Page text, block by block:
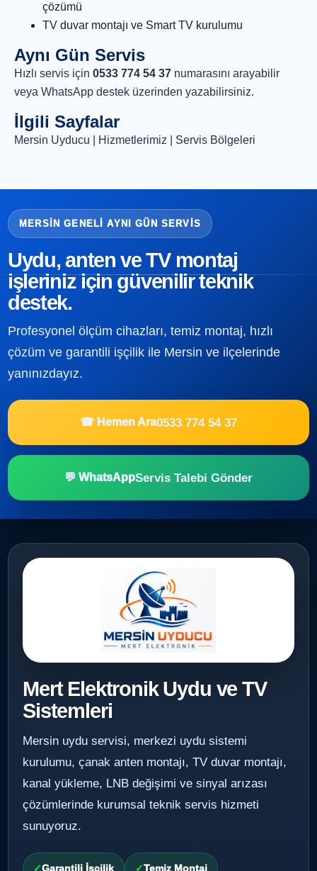
çözümü
TV duvar montajı ve Smart TV kurulumu
Aynı Gün Servis
Hızlı servis için 0533 774 54 37 numarasını arayabilir
veya WhatsApp destek üzerinden yazabilirsiniz.
İlgili Sayfalar
Mersin Uyducu Hizmetlerimiz Servis Bölgeleri
MERSIN GENELI AYNI GÜN SERVIS
Uydu, anten ve TV montaj
işleriniz için güvenilir teknik
destek.
Profesyonel ölçüm cihazları, temiz montaj, hızlı
çözüm ve garantili işçilik ile Mersin ve ilçelerinde
yanınızdayız.
☎ Hemen Ara0533 774 54 37
💬 WhatsAppServis Talebi Gönder
Mert Elektronik Uydu ve TV
Sistemleri
Mersin uydu servisi, merkezi uydu sistemi
kurulumu, çanak anten montajı, TV duvar montajı,
kanal yükleme, LNB değişimi ve sinyal arızası
çözümlerinde kurumsal teknik servis hizmeti
sunuyoruz.
Garantili İşçilik Temiz Montaj